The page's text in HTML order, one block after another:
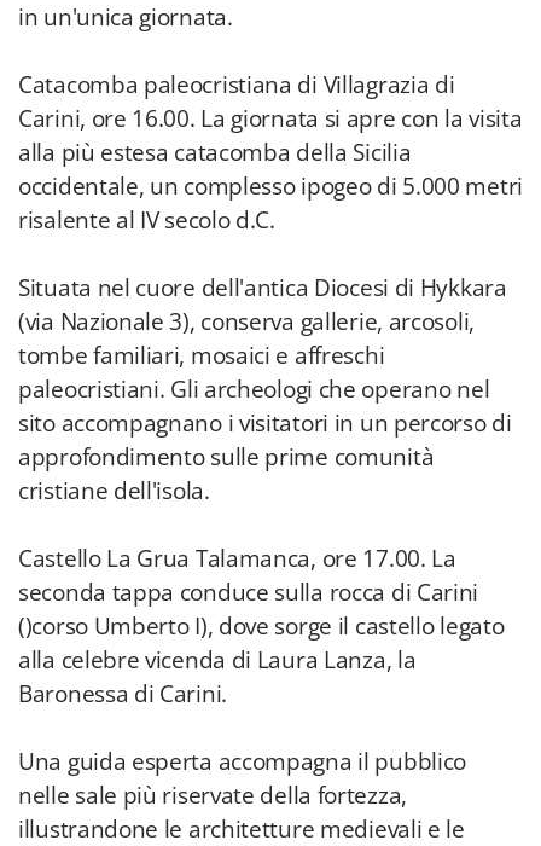
in un'unica giornata.
Catacomba paleocristiana di Villagrazia di
Carini, ore 16.00. La giornata si apre con la visita
alla più estesa catacomba della Sicilia
occidentale, un complesso ipogeo di 5.000 metri
risalente al IV secolo d.C.
Situata nel cuore dell'antica Diocesi di Hykkara
(via Nazionale 3), conserva gallerie, arcosoli,
tombe familiari, mosaici e affreschi
paleocristiani. Gli archeologi che operano nel
sito accompagnano i visitatori in un percorso di
approfondimento sulle prime comunità
cristiane dell'isola.
Castello La Grua Talamanca, ore 17.00. La
seconda tappa conduce sulla rocca di Carini
()corso Umberto I), dove sorge il castello legato
alla celebre vicenda di Laura Lanza, la
Baronessa di Carini.
Una guida esperta accompagna il pubblico
nelle sale più riservate della fortezza,
illustrandone le architetture medievali e le